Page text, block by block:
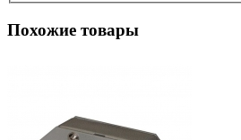
Похожие товары